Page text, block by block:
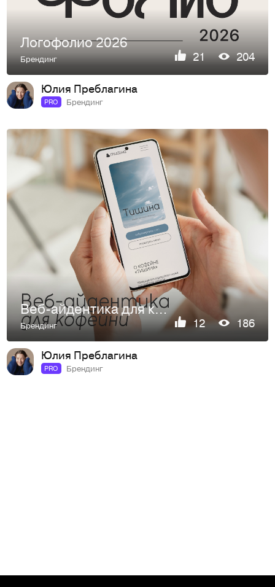
Логофолио 2026
Брендинг 21 204
Юлия Преблагина
PRO Брендинг
Веб-айдентика для кофейни «Тишина»
Брендинг 12 186
Юлия Преблагина
PRO Брендинг